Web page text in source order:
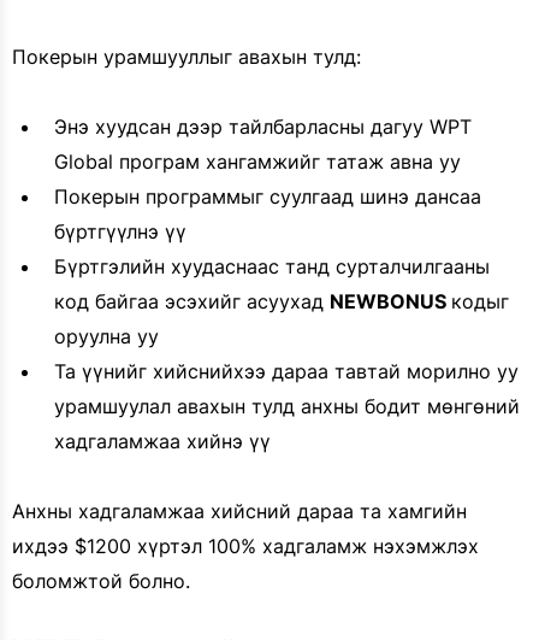
Покерын урамшууллыг авахын тулд:
Энэ хуудсан дээр тайлбарласны дагуу WPT
Global програм хангамжийг татаж авна уу
Покерын программыг суулгаад шинэ дансаа
бүртгүүлнэ үү
Бүртгэлийн хуудаснаас танд сурталчилгааны
код байгаа эсэхийг асуухад NEWBONUS кодыг
оруулна уу
Та үүнийг хийснийхээ дараа тавтай морилно уу
урамшуулал авахын тулд анхны бодит мөнгөний
хадгаламжаа хийнэ үү
Анхны хадгаламжаа хийсний дараа та хамгийн
ихдээ $1200 хүртэл 100% хадгаламж нэхэмжлэх
боломжтой болно.